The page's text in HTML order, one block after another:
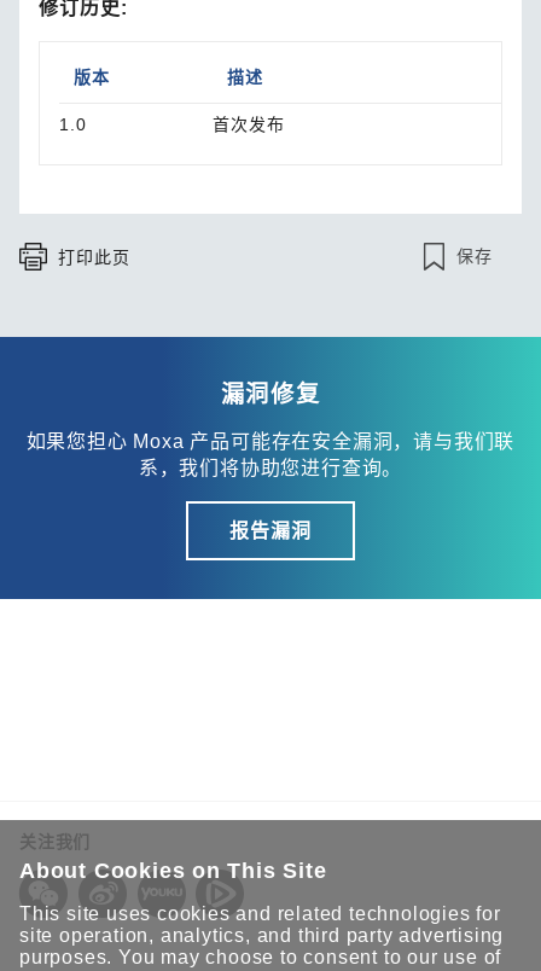
修订历史:
版本 描述
1.0 首次发布
打印此页 保存
漏洞修复
如果您担心 Moxa 产品可能存在安全漏洞，请与我们联
系，我们将协助您进行查询。
报告漏洞
关注我们
About Cookies on This Site
This site uses cookies and related technologies for
site operation, analytics, and third party advertising
purposes. You may choose to consent to our use of